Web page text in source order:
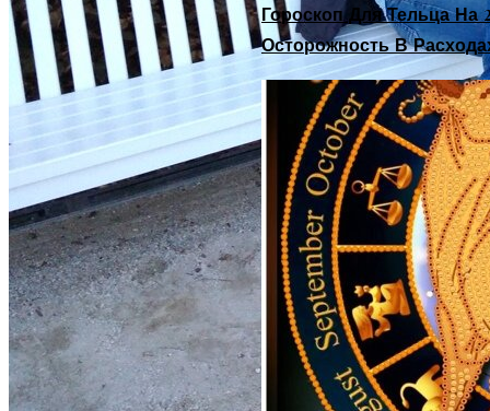
Гороскоп Для Тельца На
Осторожность В